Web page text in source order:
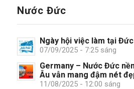
Nước Đức
Ngày hội việc làm tại Đức
07/09/2025 - 7:25 sáng
Germany – Nước Đức
Âu vẫn mang đậm nét
11/08/2025 - 12:00 sáng